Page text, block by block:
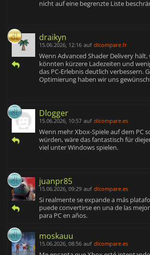
nicht auf eine begrenzte Liste
draikyn
15.06.2026, 12:16 auf dlcompare.fr
Wenn Advanced Shader Delivery hält,
könnten kürzere Ladezeiten und
das PC-Erlebnis deutlich verbessern.
Optimierung haben wir uns
Dlogger
15.06.2026, 10:57 auf dlcompare.es
Wenn mehr Xbox-Spiele auf dem PC
würden, wäre das fantastisch für
viel unter Windows spielen.
juanpr85
15.06.2026, 09:29 auf dlcompare.es
Si realmente se expande a más
puede convertirse en una de las
para PC en años.
moskauu
15.06.2026, 08:56 auf dlcompare.es